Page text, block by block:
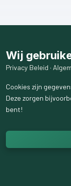
Wij
Privacy Beleid ·
Cookies zijn
Deze zorgen
bent!